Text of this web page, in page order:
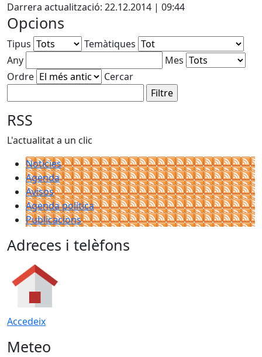
Darrera actualització: 22.12.2014 | 09:44
Opcions
Tipus
Temàtiques
Any
Mes
Ordre
Cercar
RSS
L'actualitat a un clic
Notícies
Agenda
Avisos
Agenda política
Publicacions
Adreces i telèfons
Accedeix
Meteo